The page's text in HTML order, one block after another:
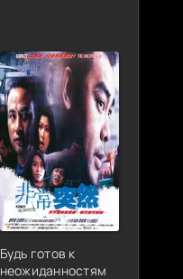
Будь готов к
неожиданностям